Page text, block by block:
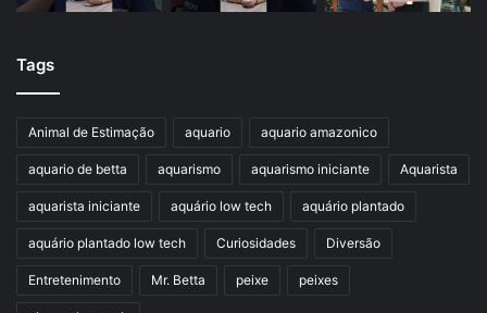
Tags
Animal de Estimação aquario aquario amazonico
aquario de betta aquarismo aquarismo iniciante Aquarista
aquarista iniciante aquário low tech aquário plantado
aquário plantado low tech Curiosidades Diversão
Entretenimento Mr. Betta peixe peixes